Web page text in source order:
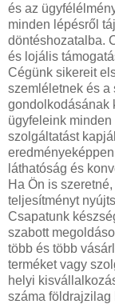
és az
minden lépésről
döntéshozatalba.
és lojális
Cégünk sikereit
szemléletnek és a
gondolkodásának
ügyfeleink
szolgáltatást
láthatóság és
Ha Ön is
teljesítményt
Csapatunk
szabott
több és több
terméket vagy
helyi
száma földrajzilag